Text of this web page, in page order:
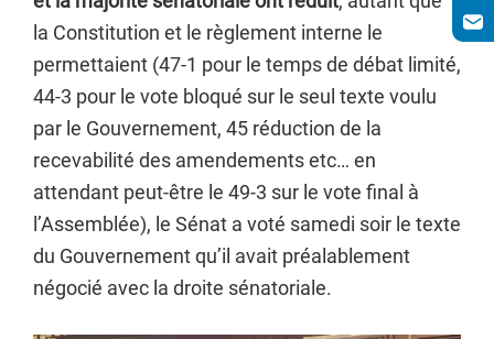
la Constitution et le règlement interne le
permettaient (47-1 pour le temps de débat limité,
44-3 pour le vote bloqué sur le seul texte voulu
par le Gouvernement, 45 réduction de la
recevabilité des amendements etc… en
attendant peut-être le 49-3 sur le vote final à
l’Assemblée), le Sénat a voté samedi soir le texte
du Gouvernement qu’il avait préalablement
négocié avec la droite sénatoriale.